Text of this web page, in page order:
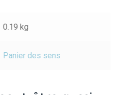
0.19 kg
Panier des sens